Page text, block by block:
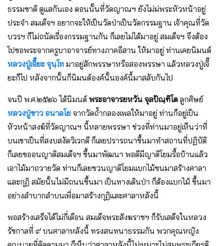
ธรรมชาติ ดูแลกันเอง ตอนนั้นที่วัดญาณฯ ยังไม่ม่พระหัวหน้าอยู่
ประจำ สมเด็จฯ อยากจะให้เป็นวัดป่าเป็นวัดกรรมฐาน เจ้าคุณที่วัด
บวรฯ ก็ไม่ถนัดเรื่องกรรมฐานกัน ก็เลยไม่ได้มาอยู่ สมเด็จฯ จึงต้อง
ไปขอพระจากครูบาอาจารย์ทางภาคอีสาน ให้มาอยู่ ท่านเคยนิมนต์
หลวงปู่เจี๊ยะ จุนฺโท มาอยู่สักพรรษาหรือสองพรรษา แล้วหลวงปู่เจี๊
ยะก็ไป หลังจากนั้นก็นิมนต์องค์นั้นองค์นี้มาสลับกันไป
จนปี พ.ศ.๒๕๒๖ ได้นิมนต์พระอาจารยหวัน จุลปัณฺฑิโต ลูกศิษย์
หลวงปู่ขาว อนาลโย จากวัดถ้ำกลองเพลให้มาอยู่ ท่านก็อยู่เป็น
หัวหน้าสงฆ์ที่วัดญาณฯ นี้หลายพรรษา ช่วงที่ท่านมาอยู่เห็นว่าที่
บนเขาเป็นที่สงบสงัดวิเวกดี ก็เลยปรารถนาขึ้นมาทำสถานที่ปฏิบัติ
ก็เลยขออนญาติสมเด็จฯ ขึ้นมาพัฒนา พอดีมีญาติโยมรื้อบ้านแล้ว
เอาไม้มาถวายวัด ท่านก็เลยชวนญาติโยมแบกไม้ขนมาสร้างศาลา
และกุฏิ สมัยนั้นไม่มีถนนขึ้นมา เป็นทางเดินป่า ก็ต้องแบกไม้ ขึ้นมา
อย่างลำบากลำบนเพื่อมาสร้างกุฏิและศาลาหลังนี้
พอสร้างเสร็จได้ไม่กี่เดือน สมเด็จพระสังฆราชฯ ก็รับเสด็จในหลวง
รัชกาลที่ ๙ บนศาลาหลังนี้ ทรงสนทนาธรรมกัน พวกคุณหญิง